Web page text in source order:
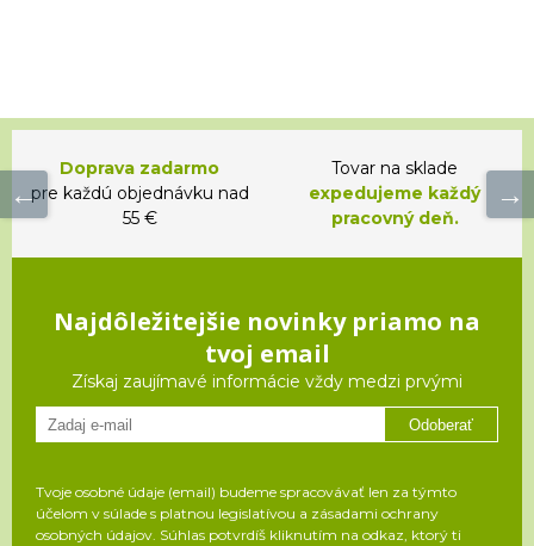
Doprava zadarmo
pre každú objednávku nad
55 €
Tovar na sklade
expedujeme každý
pracovný deň.
Najdôležitejšie novinky priamo na
tvoj email
Získaj zaujímavé informácie vždy medzi prvými
Odoberať
Tvoje osobné údaje (email) budeme spracovávať len za týmto
účelom v súlade s platnou legislatívou a zásadami ochrany
osobných údajov. Súhlas potvrdíš kliknutím na odkaz, ktorý ti